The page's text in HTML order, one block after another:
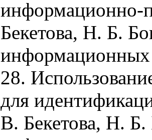
информационно-
Бекетова, Н. Б.
28.
для
В. Бекетова, Н.